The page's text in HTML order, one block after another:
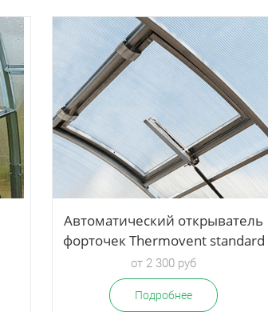
Автоматический открыватель
форточек Thermovent standard
от 2 300 руб
Подробнее